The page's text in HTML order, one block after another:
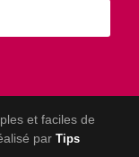
et faciles de
par Tips